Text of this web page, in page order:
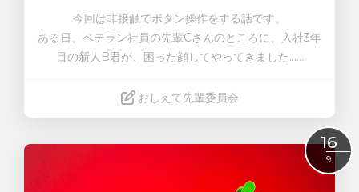
今回は非接触でボタン操作をする話です。
ある日、ベテラン社員の先輩Cさんのところに、入社3年
目の新人B君が、困った顔してやってきました……
おしえて先輩委員会
16
9